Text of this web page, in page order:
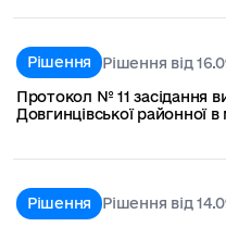
Рішення
Рішення від
Протокол № 11 засідання
Довгинцівської районної в
Рішення
Рішення від